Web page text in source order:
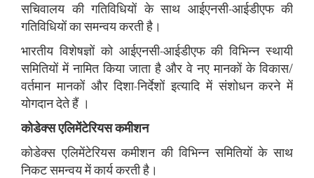
सचिवालय की गतिविधियों के साथ आईएनसी-आईडीएफ की
गतिविधियों का समन्वय करती है।
भारतीय विशेषज्ञों को आईएनसी-आईडीएफ की विभिन्न स्थायी
समितियों में नामित किया जाता है और वे नए मानकों के विकास/
वर्तमान मानकों और दिशा-निर्देशों इत्यादि में संशोधन करने में
योगदान देते हैं ।
कोडेक्स एलिमेंटेरियस कमीशन
कोडेक्स एलिमेंटेरियस कमीशन की विभिन्न समितियों के साथ
निकट समन्वय में कार्य करती है।